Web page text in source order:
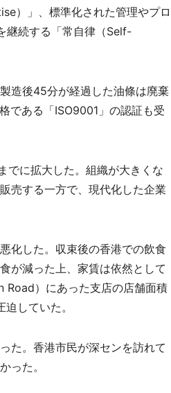
）」、標準化された管理やプロ
継続する「常自律（Self-
造後45分が経過した油條は廃棄
である「ISO9001」の認証も受
に拡大した。組織が大きくな
売する一方で、現代化した企業
化した。収束後の香港での飲食
が減った上、家賃は依然として
Road）にあった支店の店舗面積
していた。
た。香港市民が深センを訪れて
った。